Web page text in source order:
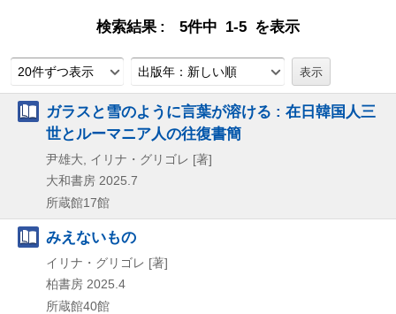
検索結果 5件中 1-5 を表示
20件ずつ表示 出版年：新しい順
ガラスと雪のように言葉が溶ける : 在日韓国人三
世とルーマニア人の往復書簡
尹雄大, イリナ・グリゴレ [著]
大和書房 2025.7
所蔵館17館
みえないもの
イリナ・グリゴレ [著]
柏書房 2025.4
所蔵館40館